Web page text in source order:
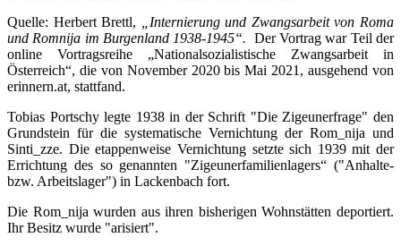
Quelle: Herbert Brettl,
„Internierung und Zwangsarbeit von Roma
und Romnija im Burgenland 1938-1945“. Der Vortrag war Teil der
online Vortragsreihe „Nationalsozialistische Zwangsarbeit in
Österreich“, die von November 2020 bis Mai 2021, ausgehend von
erinnern.at, stattfand.
Tobias Portschy legte 1938 in der Schrift "Die Zigeunerfrage" den
Grundstein für die systematische Vernichtung der Rom_nija und
Sinti_zze. Die etappenweise Vernichtung setzte sich 1939 mit der
Errichtung des so genannten "Zigeunerfamilienlagers“ ("Anhalte-
bzw. Arbeitslager") in Lackenbach fort.
Die Rom_nija wurden aus ihren bisherigen Wohnstätten deportiert.
Ihr Besitz wurde "arisiert".